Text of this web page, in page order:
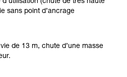
(chute de très haute
sans point d’ancrage
de 13 m, chute d’une masse